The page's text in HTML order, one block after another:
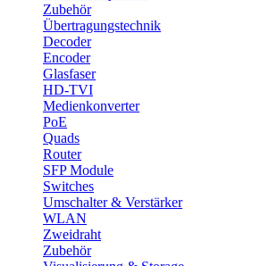
Zubehör
Übertragungstechnik
Decoder
Encoder
Glasfaser
HD-TVI
Medienkonverter
PoE
Quads
Router
SFP Module
Switches
Umschalter & Verstärker
WLAN
Zweidraht
Zubehör